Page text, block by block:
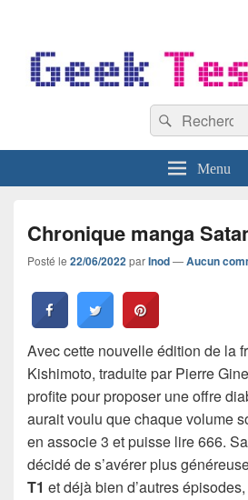
Recherche :
Rechercher
Menu
Chronique manga
Posté le 22/06/2022parInod—Aucun
Avec cette nouvelle édition de la
Kishimoto, traduite par Pierre
profite pour proposer une offre
aurait voulu que chaque volume
en associe 3 et puisse lire 666.
décidé de s’avérer plus
T1 et déjà bien d’autres épisodes,